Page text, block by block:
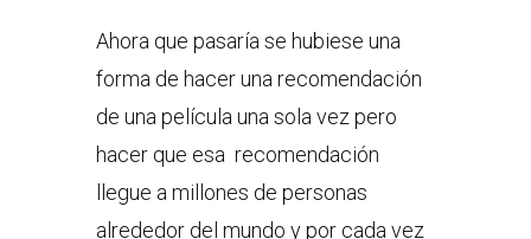
Ahora que pasaría se hubiese una
forma de hacer una recomendación
de una película una sola vez pero
hacer que esa recomendación
llegue a millones de personas
alrededor del mundo y por cada vez